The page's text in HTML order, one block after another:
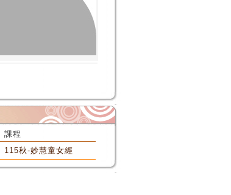
課程
115秋-妙慧童女經